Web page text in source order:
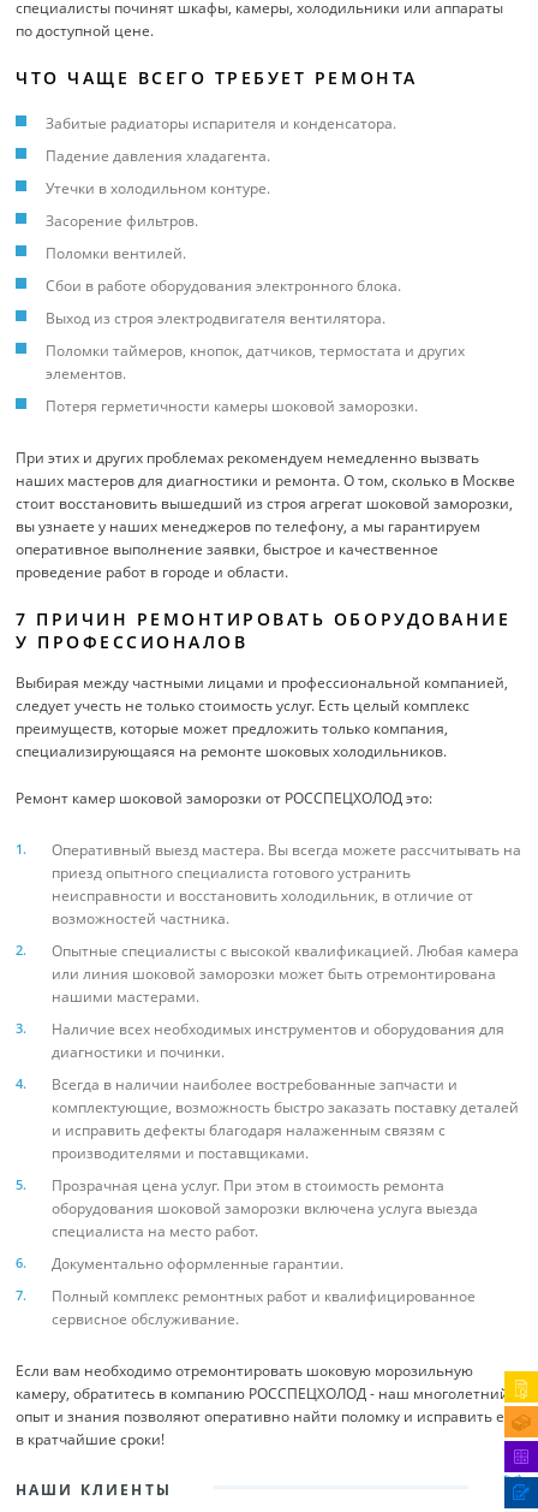
специалисты починят шкафы, камеры, холодильники или аппараты
по доступной цене.
ЧТО ЧАЩЕ ВСЕГО ТРЕБУЕТ РЕМОНТА
Забитые радиаторы испарителя и конденсатора.
Падение давления хладагента.
Утечки в холодильном контуре.
Засорение фильтров.
Поломки вентилей.
Сбои в работе оборудования электронного блока.
Выход из строя электродвигателя вентилятора.
Поломки таймеров, кнопок, датчиков, термостата и других
элементов.
Потеря герметичности камеры шоковой заморозки.
При этих и других проблемах рекомендуем немедленно вызвать
наших мастеров для диагностики и ремонта. О том, сколько в Москве
стоит восстановить вышедший из строя агрегат шоковой заморозки,
вы узнаете у наших менеджеров по телефону, а мы гарантируем
оперативное выполнение заявки, быстрое и качественное
проведение работ в городе и области.
7 ПРИЧИН РЕМОНТИРОВАТЬ ОБОРУДОВАНИЕ
У ПРОФЕССИОНАЛОВ
Выбирая между частными лицами и профессиональной компанией,
следует учесть не только стоимость услуг. Есть целый комплекс
преимуществ, которые может предложить только компания,
специализирующаяся на ремонте шоковых холодильников.
Ремонт камер шоковой заморозки от РОССПЕЦХОЛОД это:
Оперативный выезд мастера. Вы всегда можете рассчитывать на
приезд опытного специалиста готового устранить
неисправности и восстановить холодильник, в отличие от
возможностей частника.
Опытные специалисты с высокой квалификацией. Любая камера
или линия шоковой заморозки может быть отремонтирована
нашими мастерами.
Наличие всех необходимых инструментов и оборудования для
диагностики и починки.
Всегда в наличии наиболее востребованные запчасти и
комплектующие, возможность быстро заказать поставку деталей
и исправить дефекты благодаря налаженным связям с
производителями и поставщиками.
Прозрачная цена услуг. При этом в стоимость ремонта
оборудования шоковой заморозки включена услуга выезда
специалиста на место работ.
Документально оформленные гарантии.
Полный комплекс ремонтных работ и квалифицированное
сервисное обслуживание.
Если вам необходимо отремонтировать шоковую морозильную
камеру, обратитесь в компанию РОССПЕЦХОЛОД - наш многолетний
опыт и знания позволяют оперативно найти поломку и исправить ее
в кратчайшие сроки!
НАШИ КЛИЕНТЫ